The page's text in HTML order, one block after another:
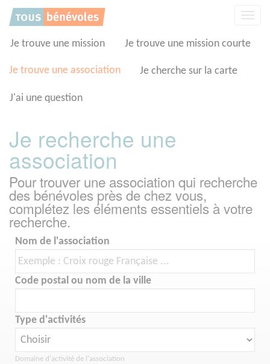
Je trouve une mission Je trouve une mission courte
Je trouve une association Je cherche sur la carte
J'ai une question
Je recherche une
association
Pour trouver une association qui recherche
des bénévoles près de chez vous,
complétez les éléments essentiels à votre
recherche.
Nom de l'association
Code postal ou nom de la ville
Type d'activités
Domaine d'activité de l'association
Panneau de gestion des cookies